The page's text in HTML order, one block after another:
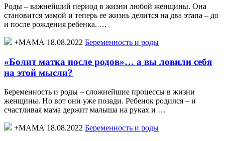
Роды – важнейший период в жизни любой женщины. Она
становится мамой и теперь ее жизнь делится на два этапа – до
и после рождения ребенка. …
+МАМА 18.08.2022 Беременность и роды
«Болит матка после родов»… а вы ловили себя
на этой мысли?
Беременность и роды – сложнейшие процессы в жизни
женщины. Но вот они уже позади. Ребенок родился – и
счастливая мама держит малыша на руках и …
+МАМА 18.08.2022 Беременность и роды